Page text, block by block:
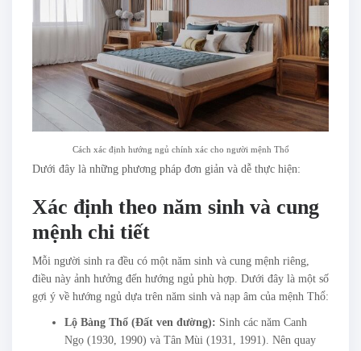
Cách xác định hướng ngủ chính xác cho người mệnh Thổ
Dưới đây là những phương pháp đơn giản và dễ thực hiện:
Xác định theo năm sinh và cung
mệnh chi tiết
Mỗi người sinh ra đều có một năm sinh và cung mệnh riêng,
điều này ảnh hưởng đến hướng ngủ phù hợp. Dưới đây là một số
gợi ý về hướng ngủ dựa trên năm sinh và nạp âm của mệnh Thổ:
Lộ Bàng Thổ (Đất ven đường): Sinh các năm Canh
Ngọ (1930, 1990) và Tân Mùi (1931, 1991). Nên quay